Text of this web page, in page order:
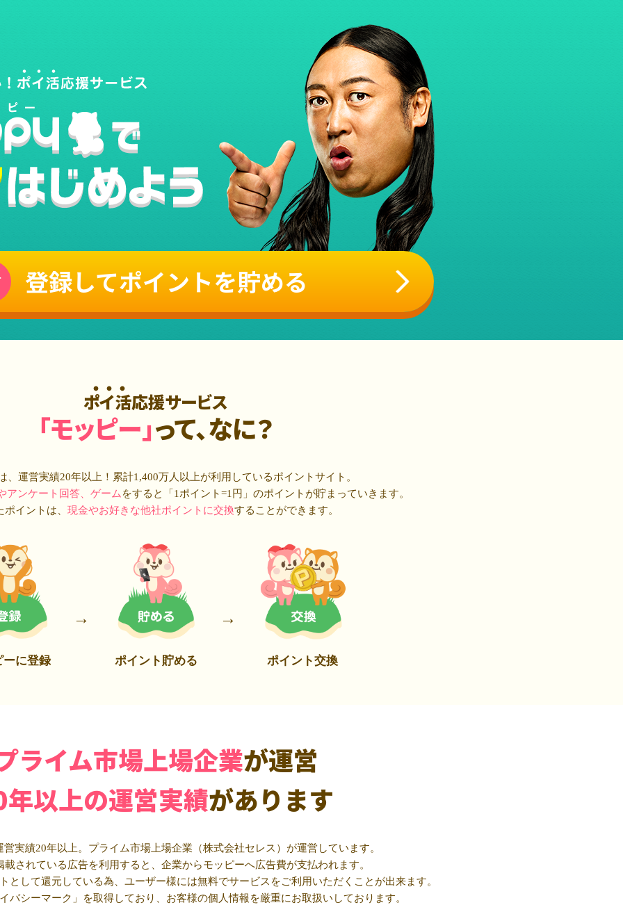
登録してポイントを貯める
ポイ活応援サービス
「モッピー」って、なに？
、運営実績20年以上！累計1,400万人 以上が利用しているポイントサイト。
アンケート回答、ゲーム をすると「1ポイント=1円」のポイントが貯まっていきます。
ポイントは、 現金やお好きな他社ポイントに交換することができます。
ーに登録 ポイント貯める ポイント交換
ライム市場上場企業が運営
以上の運営実績があります
実績20年以上。プライム市場上場企業（株式会社セレス）が運営しています。
載されている広告を利用すると、企業からモッピーへ広告費が支払われます。
として還元している為、ユーザー様には無料でサービスをご利用いただくことが出来ます。
バシーマーク」を取得しており、お客様の個人情報を厳重にお取扱いしております。